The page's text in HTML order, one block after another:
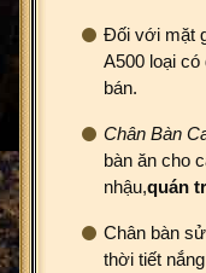
Đối với mặt
A500 loại
bán.
Chân Bàn
bàn ăn cho
nhậu,quán
Chân bàn
thời tiết